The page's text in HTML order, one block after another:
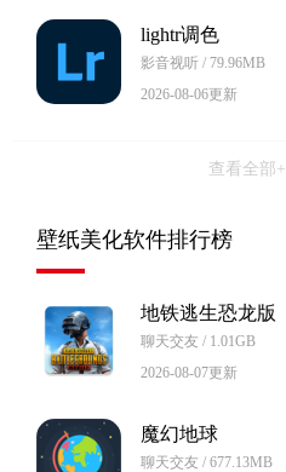
lightr调色
影音视听 / 79.96MB
2026-08-06更新
查看全部+
壁纸美化软件排行榜
地铁逃生恐龙版
聊天交友 / 1.01GB
2026-08-07更新
魔幻地球
聊天交友 / 677.13MB